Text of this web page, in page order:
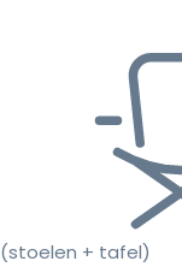
(stoelen + tafel)